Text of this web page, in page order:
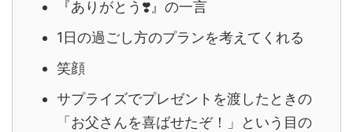
『ありがとう ❣️』の一言
1日の過ごし方のプランを考えてくれる
笑顔
サプライズでプレゼントを渡したときの
「お父さんを喜ばせたぞ！」という目の